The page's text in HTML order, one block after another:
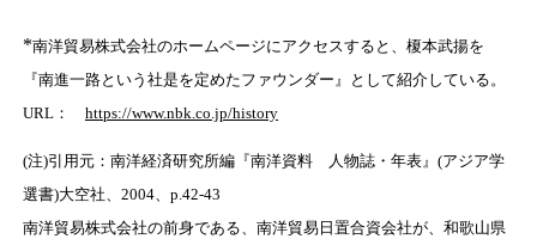
*南洋貿易株式会社のホームページにアクセスすると、榎本武揚を
『南進一路という社是を定めたファウンダー』として紹介している。
URL： https://www.nbk.co.jp/history
(注)引用元：南洋経済研究所編『南洋資料 人物誌・年表』(アジア学
選書)大空社、2004、p.42-43
南洋貿易株式会社の前身である、南洋貿易日置合資会社が、和歌山県